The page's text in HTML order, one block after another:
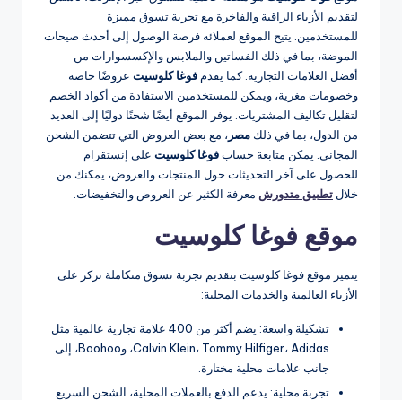
لتقديم الأزياء الراقية والفاخرة مع تجربة تسوق مميزة
للمستخدمين. يتيح الموقع لعملائه فرصة الوصول إلى أحدث صيحات
الموضة، بما في ذلك الفساتين والملابس والإكسسوارات من
أفضل العلامات التجارية. كما يقدم فوغا كلوسيت عروضًا خاصة
وخصومات مغرية، ويمكن للمستخدمين الاستفادة من أكواد الخصم
لتقليل تكاليف المشتريات. يوفر الموقع أيضًا شحنًا دوليًا إلى العديد
من الدول، بما في ذلك مصر ، مع بعض العروض التي تتضمن الشحن
المجاني. يمكن متابعة حسابفوغا كلوسيت على إنستقرام
للحصول على آخر التحديثات حول المنتجات والعروض، يمكنك من
خلال تطبيق متدورش معرفة الكثير عن العروض والتخفيضات.
موقع فوغا كلوسيت
يتميز موقع فوغا كلوسيت بتقديم تجربة تسوق متكاملة تركز على
الأزياء العالمية والخدمات المحلية:
تشكيلة واسعة: يضم أكثر من 400 علامة تجارية عالمية مثل
Calvin Klein، Tommy Hilfiger، Adidas، وBoohoo، إلى
جانب علامات محلية مختارة.
تجربة محلية: يدعم الدفع بالعملات المحلية، الشحن السريع